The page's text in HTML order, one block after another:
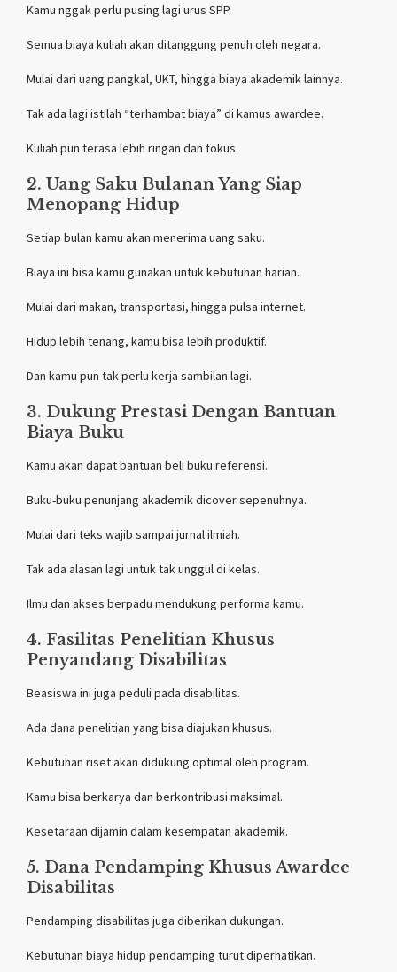
Kamu nggak perlu pusing lagi urus SPP.
Semua biaya kuliah akan ditanggung penuh oleh negara.
Mulai dari uang pangkal, UKT, hingga biaya akademik lainnya.
Tak ada lagi istilah “terhambat biaya” di kamus awardee.
Kuliah pun terasa lebih ringan dan fokus.
2. Uang Saku Bulanan Yang Siap
Menopang Hidup
Setiap bulan kamu akan menerima uang saku.
Biaya ini bisa kamu gunakan untuk kebutuhan harian.
Mulai dari makan, transportasi, hingga pulsa internet.
Hidup lebih tenang, kamu bisa lebih produktif.
Dan kamu pun tak perlu kerja sambilan lagi.
3. Dukung Prestasi Dengan Bantuan
Biaya Buku
Kamu akan dapat bantuan beli buku referensi.
Buku-buku penunjang akademik dicover sepenuhnya.
Mulai dari teks wajib sampai jurnal ilmiah.
Tak ada alasan lagi untuk tak unggul di kelas.
Ilmu dan akses berpadu mendukung performa kamu.
4. Fasilitas Penelitian Khusus
Penyandang Disabilitas
Beasiswa ini juga peduli pada disabilitas.
Ada dana penelitian yang bisa diajukan khusus.
Kebutuhan riset akan didukung optimal oleh program.
Kamu bisa berkarya dan berkontribusi maksimal.
Kesetaraan dijamin dalam kesempatan akademik.
5. Dana Pendamping Khusus Awardee
Disabilitas
Pendamping disabilitas juga diberikan dukungan.
Kebutuhan biaya hidup pendamping turut diperhatikan.